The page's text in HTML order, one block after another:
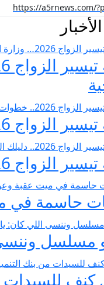
خطوات التسجيل وشروط مبادرة فرحة مصر
دليلك الشامل لمبادرة «فرحة مصر» لدعم تجهيز العرائس
حاسمة في
مسلسل وننسى
كنف للسيدات